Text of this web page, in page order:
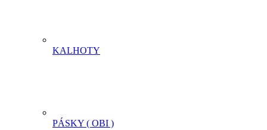
KALHOTY
PÁSKY ( OBI )